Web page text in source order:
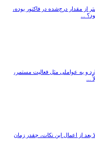
مقدار درج‌شده در فاکتور بوده،
...
و به عواملی مثل فعالیت مستمر،
...
از اعمال این نکات، چقدر زمان